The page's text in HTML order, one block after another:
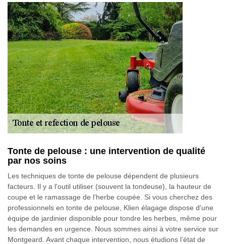
Tonte de pelouse : une intervention de qualité
par nos soins
Les techniques de tonte de pelouse dépendent de plusieurs
facteurs. Il y a l'outil utiliser (souvent la tondeuse), la hauteur de
coupe et le ramassage de l’herbe coupée. Si vous cherchez des
professionnels en tonte de pelouse, Klien élagage dispose d'une
équipe de jardinier disponible pour tondre les herbes, même pour
les demandes en urgence. Nous sommes ainsi à votre service sur
Montgeard. Avant chaque intervention, nous étudions l’état de